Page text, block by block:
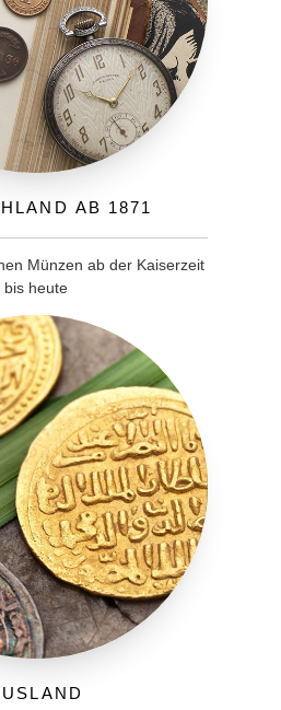
ab 1871
Münzen ab der Kaiserzeit
bis heute